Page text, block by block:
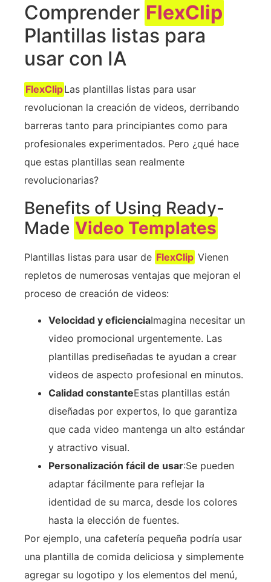
Comprender FlexClip
Plantillas listas para
usar con IA
FlexClipLas plantillas listas para usar
revolucionan la creación de videos, derribando
barreras tanto para principiantes como para
profesionales experimentados. Pero ¿qué hace
que estas plantillas sean realmente
revolucionarias?
Benefits of Using Ready-
Made Video Templates
Plantillas listas para usar de FlexClip Vienen
repletos de numerosas ventajas que mejoran el
proceso de creación de videos:
Velocidad y eficienciaImagina necesitar un
video promocional urgentemente. Las
plantillas prediseñadas te ayudan a crear
videos de aspecto profesional en minutos.
Calidad constanteEstas plantillas están
diseñadas por expertos, lo que garantiza
que cada video mantenga un alto estándar
y atractivo visual.
Personalización fácil de usar:Se pueden
adaptar fácilmente para reflejar la
identidad de su marca, desde los colores
hasta la elección de fuentes.
Por ejemplo, una cafetería pequeña podría usar
una plantilla de comida deliciosa y simplemente
agregar su logotipo y los elementos del menú,